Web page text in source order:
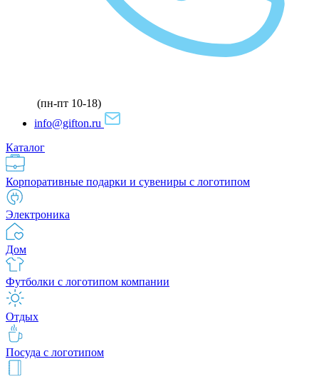
(пн-пт 10-18)
info@gifton.ru
Каталог
Корпоративные подарки и сувениры с логотипом
Электроника
Дом
Футболки с логотипом компании
Отдых
Посуда с логотипом